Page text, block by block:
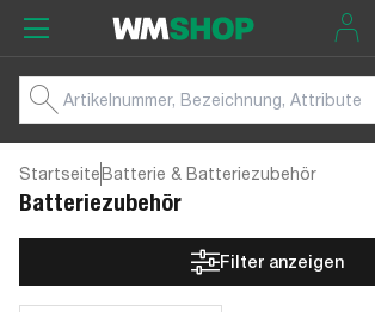
StartseiteBatterie & Batteriezubehör
Batteriezubehör
Filter anzeigen